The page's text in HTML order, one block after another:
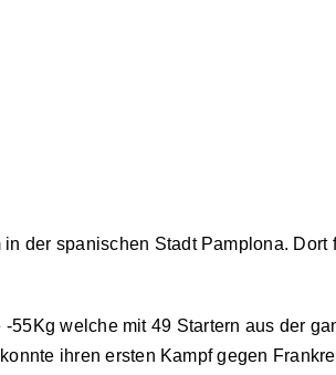
der spanischen Stadt Pamplona. Dort
55Kg welche mit 49 Startern aus der
ihren ersten Kampf gegen